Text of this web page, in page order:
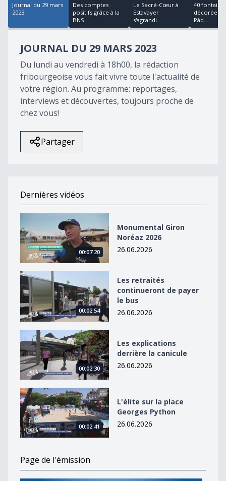
Journal du 29 mars
2023
Des comptes
positifs grâce à la
BNS
Le Sacré-Cœur à
Estavayer
s'agrandi...
40
décorées
Pâq...
JOURNAL DU 29 MARS 2023
Du lundi au vendredi à 18h00, la rédaction
fribourgeoise vous fait vivre toute l'actualité de
votre région. Au programme: reportages,
interviews et découvertes, toujours proche de
chez vous!
Partager
Dernières vidéos
Monumental Giron Noréaz 2026
00:07:20
Monumental Giron
Noréaz 2026
26.06.2026
Les retraités continueront de payer le bus
00:02:54
Les retraités
continueront de payer
le bus
26.06.2026
Les explications derrière la canicule
00:02:30
Les explications
derrière la canicule
26.06.2026
L&#039;élite sur la place Georges Python
00:02:41
L'élite sur la place
Georges Python
26.06.2026
Page de l'émission